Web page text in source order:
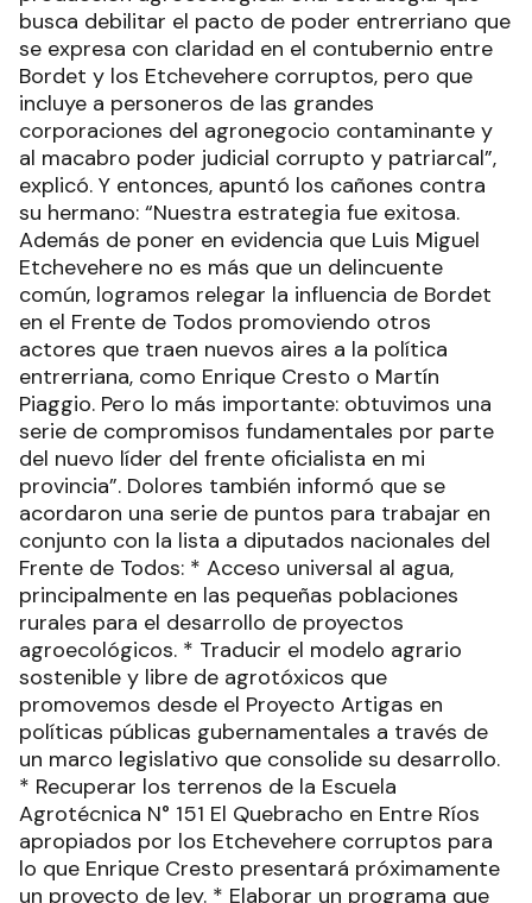
busca debilitar el pacto de poder entrerriano que
se expresa con claridad en el contubernio entre
Bordet y los Etchevehere corruptos, pero que
incluye a personeros de las grandes
corporaciones del agronegocio contaminante y
al macabro poder judicial corrupto y patriarcal”,
explicó. Y entonces, apuntó los cañones contra
su hermano: “Nuestra estrategia fue exitosa.
Además de poner en evidencia que Luis Miguel
Etchevehere no es más que un delincuente
común, logramos relegar la influencia de Bordet
en el Frente de Todos promoviendo otros
actores que traen nuevos aires a la política
entrerriana, como Enrique Cresto o Martín
Piaggio. Pero lo más importante: obtuvimos una
serie de compromisos fundamentales por parte
del nuevo líder del frente oficialista en mi
provincia”. Dolores también informó que se
acordaron una serie de puntos para trabajar en
conjunto con la lista a diputados nacionales del
Frente de Todos: * Acceso universal al agua,
principalmente en las pequeñas poblaciones
rurales para el desarrollo de proyectos
agroecológicos. * Traducir el modelo agrario
sostenible y libre de agrotóxicos que
promovemos desde el Proyecto Artigas en
políticas públicas gubernamentales a través de
un marco legislativo que consolide su desarrollo.
* Recuperar los terrenos de la Escuela
Agrotécnica N° 151 El Quebracho en Entre Ríos
apropiados por los Etchevehere corruptos para
lo que Enrique Cresto presentará próximamente
un proyecto de ley. * Elaborar un programa que